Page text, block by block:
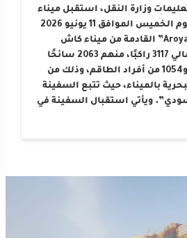
وزارة النقل، استقبل ميناء
الإسكندرية صباح اليوم الخميس الموافق 11 يونيو 2026
السفينة السياحية “Aroya” القادمة من ميناء كاش
بتركيا وعلى متنها إجمالي 3117 راكبًا، منهم 2063 سائحًا
من جنسيات متعددة و1054 من أفراد الطاقم، وذلك من
بالميناء، حيث تتبع السفينة
ويأتي استقبال السفينة في